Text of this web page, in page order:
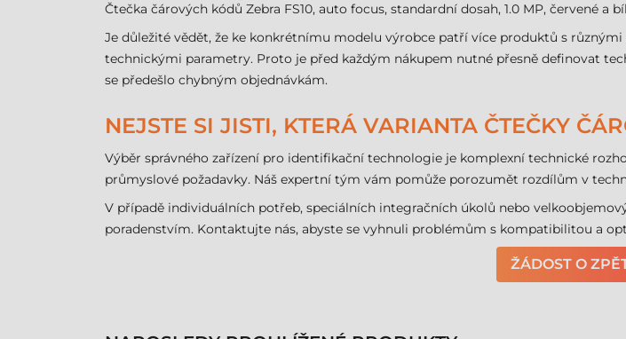
Čtečka čárových kódů Zebra FS10, auto focus, standardní dosah, 1.0 MP, červené a
Je důležité vědět, že ke konkrétnímu modelu výrobce patří více produktů s
technickými parametry. Proto je před každým nákupem nutné přesně definovat
se předešlo chybným objednávkám.
NEJSTE SI JISTI, KTERÁ VARIANTA ČTEČKY
Výběr správného zařízení pro identifikační technologie je komplexní technické
průmyslové požadavky. Náš expertní tým vám pomůže porozumět rozdílům v
V případě individuálních potřeb, speciálních integračních úkolů nebo
poradenstvím. Kontaktujte nás, abyste se vyhnuli problémům s kompatibilitou a
ŽÁDOST O